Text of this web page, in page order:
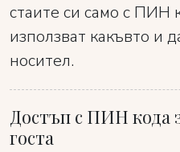
стаите си само с ПИН
използват какъвто и
носител.
Достъп с ПИН кода
госта